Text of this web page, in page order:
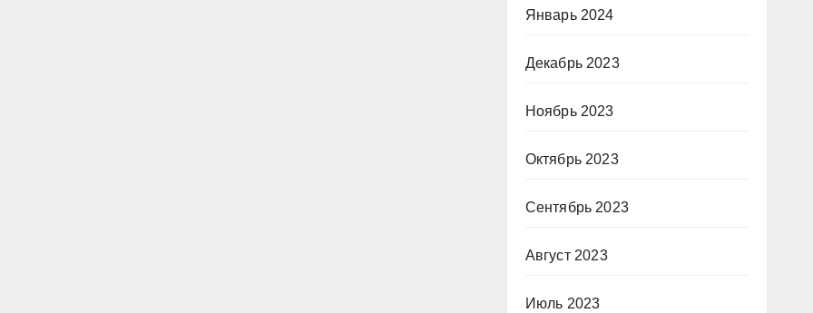
Январь 2024
Декабрь 2023
Ноябрь 2023
Октябрь 2023
Сентябрь 2023
Август 2023
Июль 2023